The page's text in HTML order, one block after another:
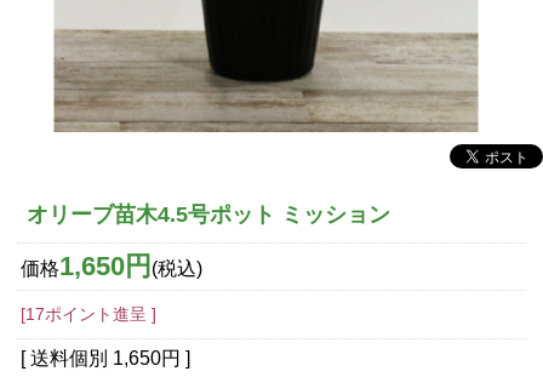
オリーブ苗木4.5号ポット ミッション
価格1,650円 (税込)
[17ポイント進呈 ]
[ 送料個別 1,650円 ]